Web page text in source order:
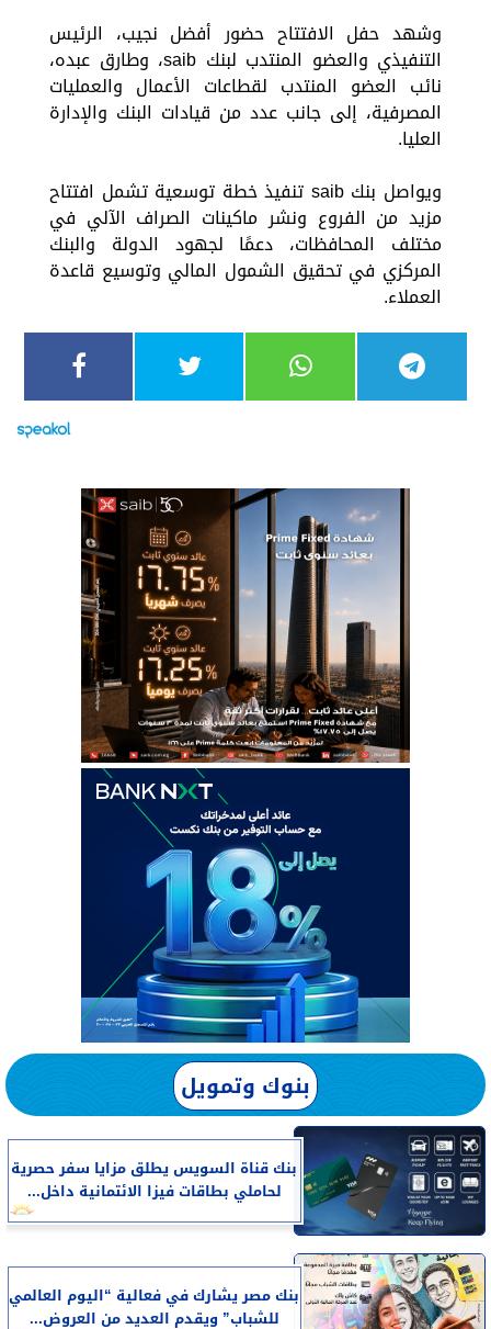
وشهد حفل الافتتاح حضور أفضل نجيب، الرئيس
التنفيذي والعضو المنتدب لبنك saib، وطارق عبده،
نائب العضو المنتدب لقطاعات الأعمال والعمليات
المصرفية، إلى جانب عدد من قيادات البنك والإدارة
العليا.
ويواصل بنك saib تنفيذ خطة توسعية تشمل افتتاح
مزيد من الفروع ونشر ماكينات الصراف الآلي في
مختلف المحافظات، دعمًا لجهود الدولة والبنك
المركزي في تحقيق الشمول المالي وتوسيع قاعدة
العملاء.
بنوك وتمويل
بنك قناة السويس يطلق مزايا سفر حصرية
لحاملي بطاقات فيزا الائتمانية داخل...
بنك مصر يشارك في فعالية “اليوم العالمي
للشباب” ويقدم العديد من العروض...